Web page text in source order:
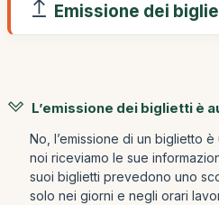
Emissione dei
L’emissione dei biglietti è
No, l’emissione di un biglietto
noi riceviamo le sue
suoi biglietti prevedono uno
solo nei giorni e negli orari